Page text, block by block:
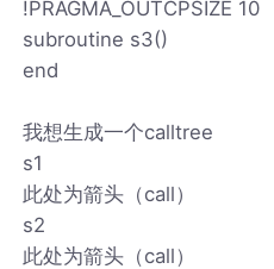
!PRAGMA_OUTCPSIZE 10
subroutine s3()
end
我想生成一个calltree
s1
此处为箭头（call）
s2
此处为箭头（call）